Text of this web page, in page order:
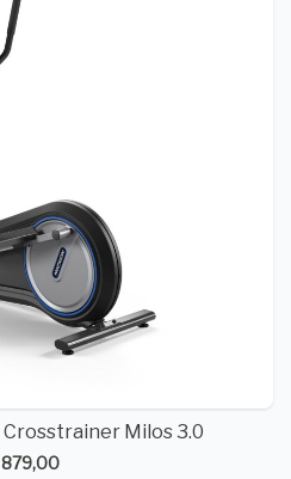
Milos 3.0
879,00